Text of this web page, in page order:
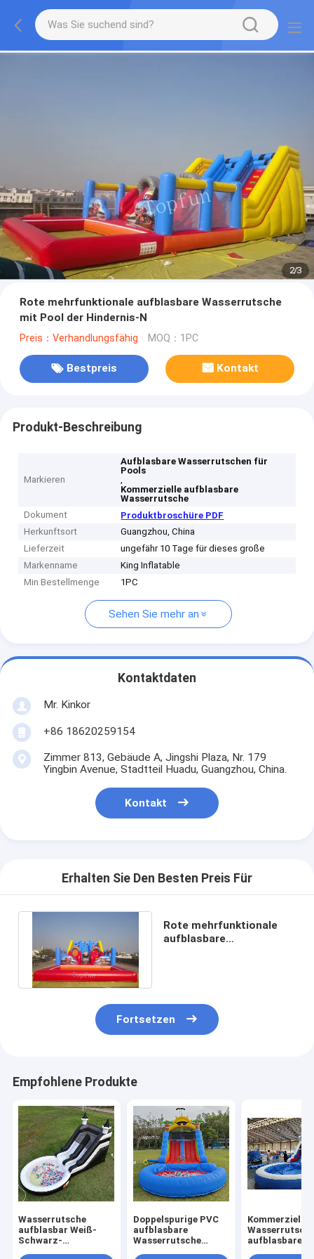
2/3
Rote mehrfunktionale aufblasbare Wasserrutsche
mit Pool der Hindernis-N
Preis：Verhandlungsfähig MOQ：1PC
Bestpreis Kontakt
Produkt-Beschreibung
Markieren
Aufblasbare Wasserrutschen für
Pools
,
Kommerzielle aufblasbare
Wasserrutsche
Dokument
Produktbroschüre PDF
Herkunftsort
Guangzhou, China
Lieferzeit
ungefähr 10 Tage für dieses große
Markenname
King Inflatable
Min Bestellmenge
1PC
Sehen Sie mehr an
Kontaktdaten
Mr. Kinkor
+86 18620259154
Zimmer 813, Gebäude A, Jingshi Plaza, Nr. 179
Yingbin Avenue, Stadtteil Huadu, Guangzhou, China.
Kontakt
Erhalten Sie Den Besten Preis Für
Rote mehrfunktionale
aufblasbare
Fortsetzen
Empfohlene Produkte
Wasserrutsche
aufblasbar Weiß-
Schwarz-
Doppelspurige PVC
aufblasbare
Wasserrutsche
Kommerzielle
aufblasbare